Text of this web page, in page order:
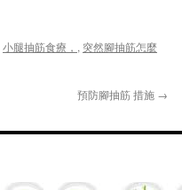
小腿抽筋食療， , 突然腳抽筋怎麼
預防腳抽筋 措施 →